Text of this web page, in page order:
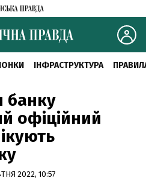
ІНФРАСТРУКТУРА
банку
офіційний
2022, 10:57